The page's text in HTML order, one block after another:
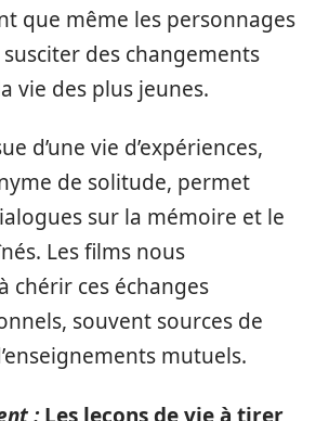
que même les personnages
des changements
vie des plus jeunes.
d’une vie d’expériences,
de solitude, permet
sur la mémoire et le
Les films nous
chérir ces échanges
souvent sources de
mutuels.
: Les leçons de vie à tirer